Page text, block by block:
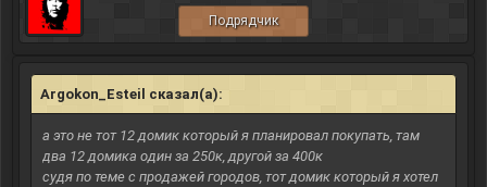
Подрядчик
Argokon_Esteil сказал(а):
а это не тот 12 домик который я планировал покупать, там
два 12 домика один за 250к, другой за 400к
судя по теме с продажей городов, тот домик который я хотел